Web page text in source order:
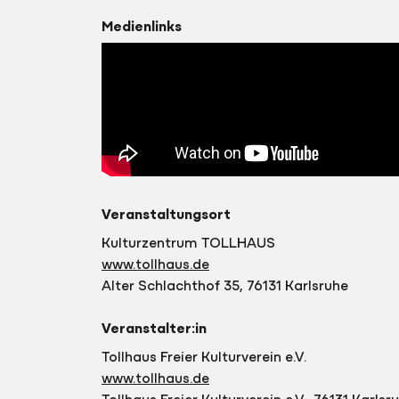
Medienlinks
Veranstaltungsort
Kulturzentrum TOLLHAUS
www.tollhaus.de
Alter Schlachthof 35, 76131 Karlsruhe
Veranstalter:in
Tollhaus Freier Kulturverein e.V.
www.tollhaus.de